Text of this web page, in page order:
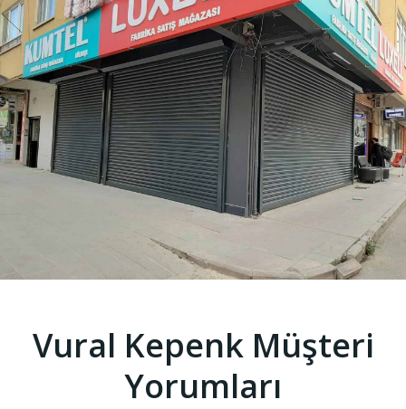
Vural Kepenk Müşteri
Yorumları